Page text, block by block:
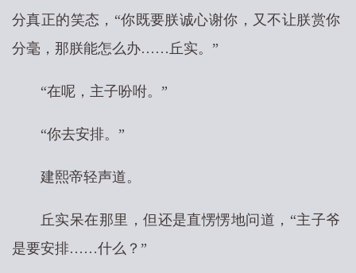
分真正的笑态，“你既要朕诚心谢你，又不让朕赏你
分毫，那朕能怎么办……丘实。”
“在呢，主子吩咐。”
“你去安排。”
建熙帝轻声道。
丘实呆在那里，但还是直愣愣地问道，“主子爷
是要安排……什么？”